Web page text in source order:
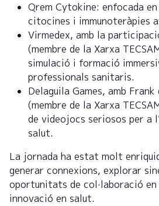
Qrem Cytokine: enfocada
citocines i immunoteràpies
Virmedex, amb la
(membre de la Xarxa
simulació i formació
professionals sanitaris.
Delaguila Games, amb
(membre de la Xarxa
de videojocs seriosos per a
salut.
La jornada ha estat molt
generar connexions, explorar
oportunitats de col·laboració en
innovació en salut.